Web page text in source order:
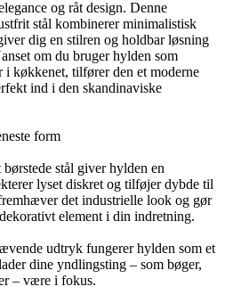
og råt design. Denne
stål kombinerer minimalistisk
dig en stilren og holdbar løsning
om du bruger hylden som
i køkkenet, tilfører den et moderne
ind i den skandinaviske
form
stål giver hylden en
lyset diskret og tilføjer dybde til
det industrielle look og gør
element i din indretning.
udtryk fungerer hylden som et
dine yndlingsting – som bøger,
– være i fokus.